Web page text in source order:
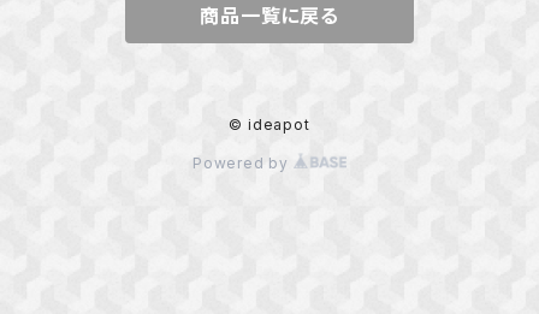
ダンジョンの中のひと
商品一覧に戻る
© ideapot
Powered by